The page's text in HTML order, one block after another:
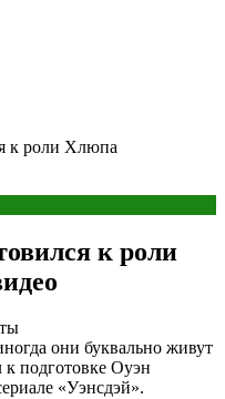
к роли Хлюпа
к роли
они буквально живут
подготовке Оуэн
«Уэнсдэй».